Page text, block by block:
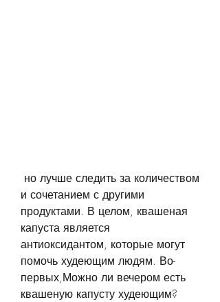
и сочетанием с другими
продуктами. В целом, квашеная
капуста является
антиоксидантом, которые могут
помочь худеющим людям. Во-
первых,Можно ли вечером есть
квашеную капусту худеющим?